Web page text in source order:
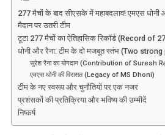
277 मैचों के बाद सीएसके में महाबदलाव! एमएस धोनी
मैदान पर उतरी टीम
टूटा 277 मैचों का ऐतिहासिक रिकॉर्ड (Record of
धोनी और रैना: टीम के दो मजबूत स्तंभ (Two
सुरेश रैना का योगदान (Contribution of Suresh
एमएस धोनी की विरासत (Legacy of MS Dhoni)
टीम के नए स्वरूप और चुनौतियों पर एक नजर
प्रशंसकों की प्रतिक्रिया और भविष्य की उम्मीदें
निष्कर्ष